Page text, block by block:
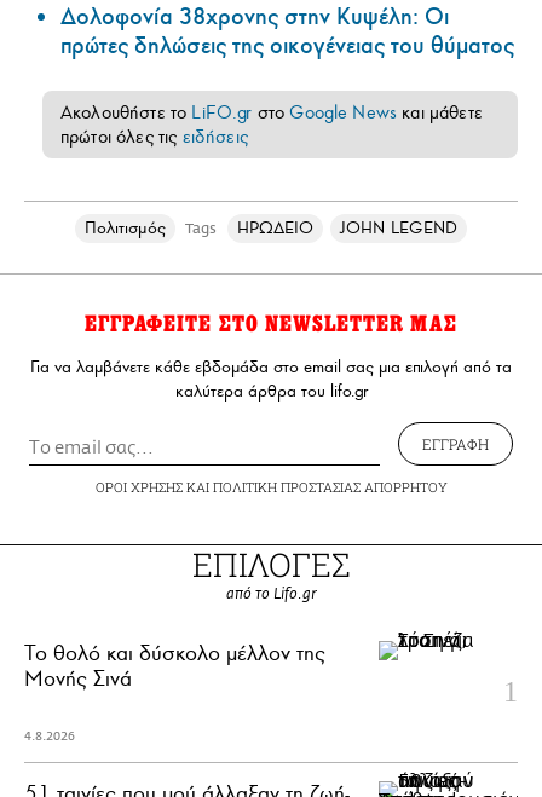
Δολοφονία 38χρονης στην Κυψέλη: Οι
πρώτες δηλώσεις της οικογένειας του θύματος
Ακολουθήστε το LiFO.gr στοGoogle News και μάθετε
πρώτοι όλες τις ειδήσεις
Πολιτισμός Tags ΗΡΩΔΕΙΟ JOHN LEGEND
ΕΓΓΡΑΦΕΙΤΕ ΣΤΟ NEWSLETTER ΜΑΣ
Για να λαμβάνετε κάθε εβδομάδα στο email σας μια επιλογή από τα
καλύτερα άρθρα του lifo.gr
ΕΓΓΡΑΦΗ
ΟΡΟΙ ΧΡΗΣΗΣΚΑΙ ΠΟΛΙΤΙΚΗ ΠΡΟΣΤΑΣΙΑΣ ΑΠΟΡΡΗΤΟΥ
ΕΠΙΛΟΓΕΣ
από το Lifo.gr
Το θολό και δύσκολο μέλλον της
Μονής Σινά
4.8.2026